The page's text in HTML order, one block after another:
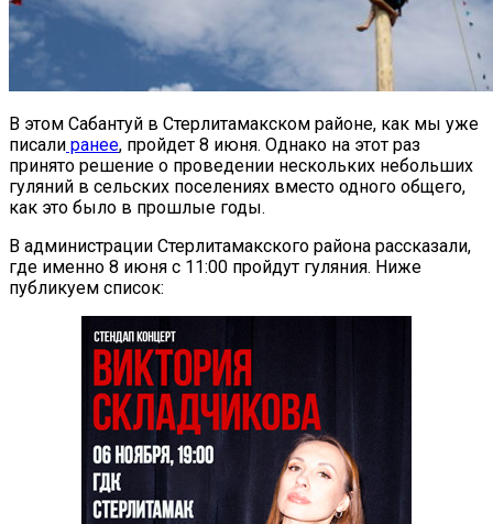
В этом Сабантуй в Стерлитамакском районе, как мы уже
писали ранее, пройдет 8 июня. Однако на этот раз
принято решение о проведении нескольких небольших
гуляний в сельских поселениях вместо одного общего,
как это было в прошлые годы.
В администрации Стерлитамакского района рассказали,
где именно 8 июня с 11:00 пройдут гуляния. Ниже
публикуем список: